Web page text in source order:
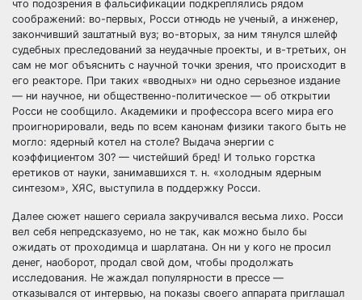
что подозрения в фальсификации подкреплялись рядом
соображений: во-первых, Росси отнюдь не ученый, а инженер,
закончивший заштатный вуз; во-вторых, за ним тянулся шлейф
судебных преследований за неудачные проекты, и в-третьих, он
сам не мог объяснить с научной точки зрения, что происходит в
его реакторе. При таких «вводных» ни одно серьезное издание
— ни научное, ни общественно-политическое — об открытии
Росси не сообщило. Академики и профессора всего мира его
проигнорировали, ведь по всем канонам физики такого быть не
могло: ядерный котел на столе? Выдача энергии с
коэффициентом 30? — чистейший бред! И только горстка
еретиков от науки, занимавшихся т. н. «холодным ядерным
синтезом», ХЯС, выступила в поддержку Росси.
Далее сюжет нашего сериала закручивался весьма лихо. Росси
вел себя непредсказуемо, но не так, как можно было бы
ожидать от проходимца и шарлатана. Он ни у кого не просил
денег, наоборот, продал свой дом, чтобы продолжать
исследования. Не жаждал популярности в прессе —
отказывался от интервью, на показы своего аппарата приглашал